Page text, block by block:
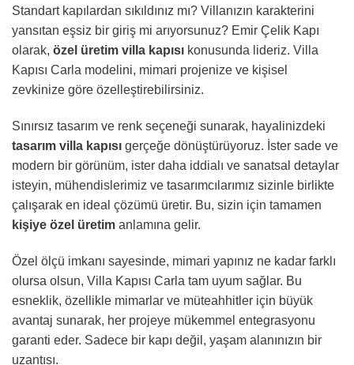
Standart kapılardan sıkıldınız mı? Villanızın karakterini
yansıtan eşsiz bir giriş mi arıyorsunuz? Emir Çelik Kapı
olarak, özel üretim villa kapısı konusunda lideriz. Villa
Kapısı Carla modelini, mimari projenize ve kişisel
zevkinize göre özelleştirebilirsiniz.
Sınırsız tasarım ve renk seçeneği sunarak, hayalinizdeki
tasarım villa kapısı gerçeğe dönüştürüyoruz. İster sade ve
modern bir görünüm, ister daha iddialı ve sanatsal detaylar
isteyin, mühendislerimiz ve tasarımcılarımız sizinle birlikte
çalışarak en ideal çözümü üretir. Bu, sizin için tamamen
kişiye özel üretim anlamına gelir.
Özel ölçü imkanı sayesinde, mimari yapınız ne kadar farklı
olursa olsun, Villa Kapısı Carla tam uyum sağlar. Bu
esneklik, özellikle mimarlar ve müteahhitler için büyük
avantaj sunarak, her projeye mükemmel entegrasyonu
garanti eder. Sadece bir kapı değil, yaşam alanınızın bir
uzantısı.